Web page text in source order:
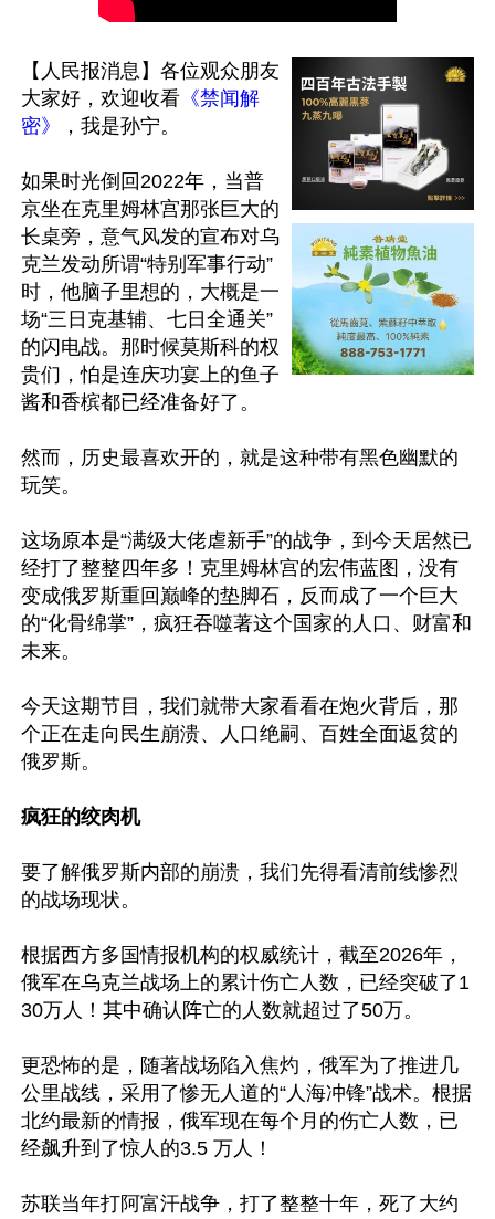
【人民报消息】各位观众朋友
大家好，欢迎收看 《禁闻解
密》
，我是孙宁。
如果时光倒回2022年，当普
京坐在克里姆林宫那张巨大的
长桌旁，意气风发的宣布对乌
克兰发动所谓“特别军事行动”
时，他脑子里想的，大概是一
场“三日克基辅、七日全通关”
的闪电战。那时候莫斯科的权
贵们，怕是连庆功宴上的鱼子
酱和香槟都已经准备好了。
然而，历史最喜欢开的，就是这种带有黑色幽默的
玩笑。
这场原本是“满级大佬虐新手”的战争，到今天居然已
经打了整整四年多！克里姆林宫的宏伟蓝图，没有
变成俄罗斯重回巅峰的垫脚石，反而成了一个巨大
的“化骨绵掌”，疯狂吞噬著这个国家的人口、财富和
未来。
今天这期节目，我们就带大家看看在炮火背后，那
个正在走向民生崩溃、人口绝嗣、百姓全面返贫的
俄罗斯。
疯狂的绞肉机
要了解俄罗斯内部的崩溃，我们先得看清前线惨烈
的战场现状。
根据西方多国情报机构的权威统计，截至2026年，
俄军在乌克兰战场上的累计伤亡人数，已经突破了1
30万人！其中确认阵亡的人数就超过了50万。
更恐怖的是，随著战场陷入焦灼，俄军为了推进几
公里战线，采用了惨无人道的“人海冲锋”战术。根据
北约最新的情报，俄军现在每个月的伤亡人数，已
经飙升到了惊人的3.5 万人！
苏联当年打阿富汗战争，打了整整十年，死了大约